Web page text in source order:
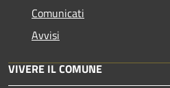
Comunicati
Avvisi
VIVERE IL COMUNE